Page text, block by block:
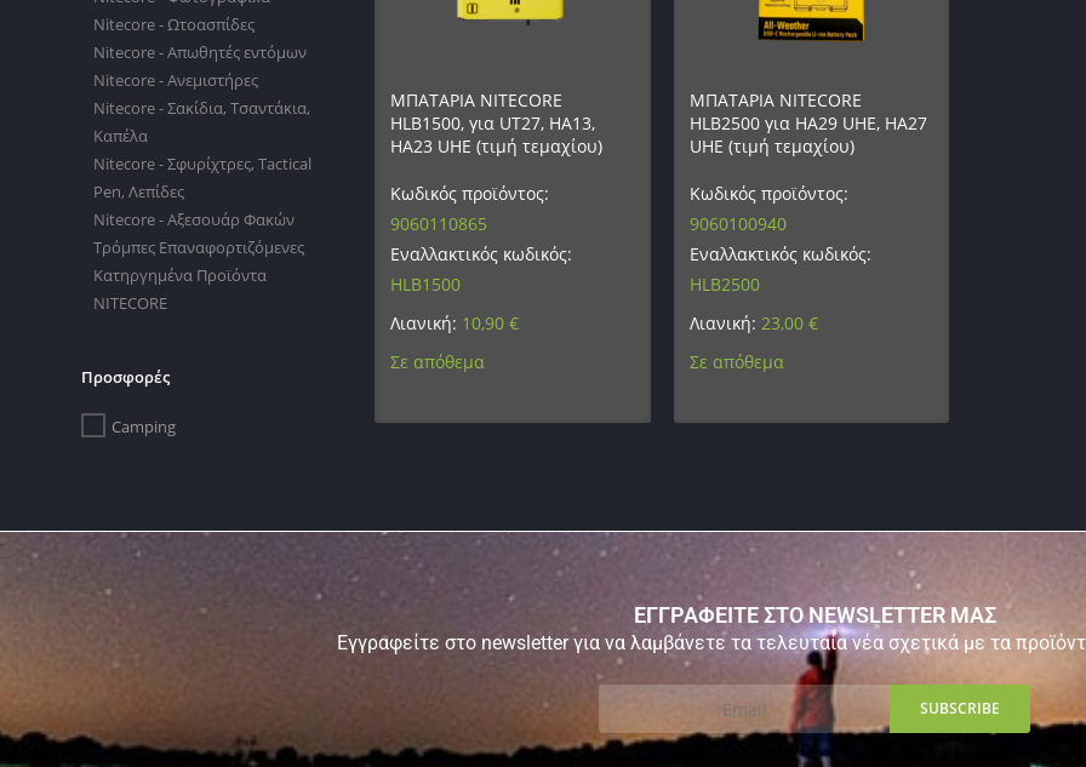
ΜΠΑΤΑΡΙΑ NITECORE
HLB1500, για UT27, HA13,
HA23 UHE (τιμή τεμαχίου)
Κωδικός προϊόντος:
9060110865
Εναλλακτικός κωδικός:
HLB1500
Λιανική: 10,90€
Σε απόθεμα
ΜΠΑΤΑΡΙΑ NITECORE
HLB2500 για HA29 UHE, HA27
UHE (τιμή τεμαχίου)
Κωδικός προϊόντος:
9060100940
Εναλλακτικός κωδικός:
HLB2500
Λιανική: 23,00 €
Σε απόθεμα
Nitecore - Ωτοασπίδες
Nitecore - Απωθητές εντόμων
Nitecore - Ανεμιστήρες
Nitecore - Σακίδια, Τσαντάκια,
Καπέλα
Nitecore - Σφυρίχτρες, Tactical
Pen, Λεπίδες
Nitecore - Αξεσουάρ Φακών
Τρόμπες Επαναφορτιζόμενες
Κατηργημένα Προϊόντα
NITECORE
Προσφορές
Camping
ΕΓΓΡΑΦΕΙΤΕ ΣΤΟ NEWSLETTER ΜΑΣ
Εγγραφείτε στο newsletter για να λαμβάνετε τα τελευταία νέα σχετικά με τα